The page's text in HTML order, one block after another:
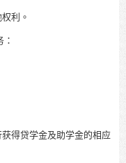
利。
得贷学金及助学金的相应